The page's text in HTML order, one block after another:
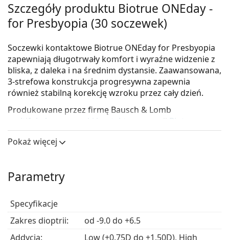
Szczegóły produktu Biotrue ONEday -
for Presbyopia (30 soczewek)
Soczewki kontaktowe Biotrue ONEday for Presbyopia
zapewniają długotrwały komfort i wyraźne widzenie z
bliska, z daleka i na średnim dystansie. Zaawansowana,
3-strefowa konstrukcja progresywna zapewnia
również stabilną korekcję wzroku przez cały dzień.
Produkowane przez firmę Bausch & Lomb
multifokalne soczewki kontaktowe
Biotrue
charakteryzują się zaawansowanym materiałem, który
zapewnia wysoki poziom nawilżenia i komfort
Główne zalety
Korekcja dla każdej odległości –wieloogniskowa
konstrukcja zapewnia korekcję wzroku do bliży,
średniej odległości i daleka w jednej soczewce.
Pokaż więcej
Parametry
Specyfikacje
Zakres dioptrii:
od -9.0 do +6.5
Addycja:
Low (+0.75D do +1.50D), High